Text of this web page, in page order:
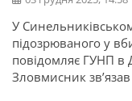
У
підозрюваного у
повідомляє ГУНП в
Зловмисник